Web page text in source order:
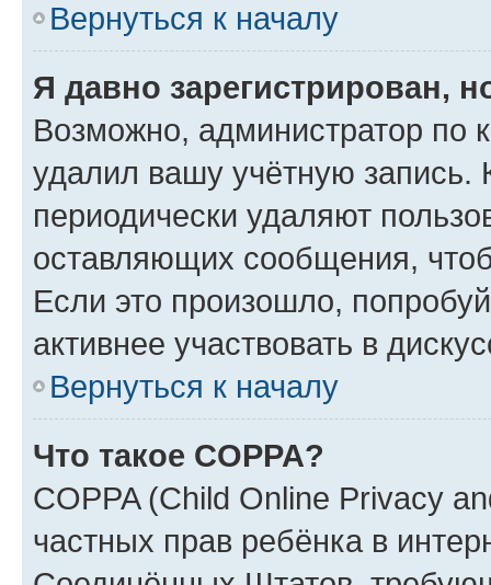
Вернуться к началу
Я давно зарегистрирован,
Возможно, администратор по
удалил вашу учётную запись.
периодически удаляют
оставляющих сообщения,
Если это произошло,
активнее участвовать в
Вернуться к началу
Что такое COPPA?
COPPA (Child Online Privacy
частных прав ребёнка в